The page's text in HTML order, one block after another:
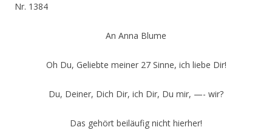
Nr. 1384
An Anna Blume
Oh Du, Geliebte meiner 27 Sinne, ich liebe Dir!
Du, Deiner, Dich Dir, ich Dir, Du mir, —- wir?
Das gehört beiläufig nicht hierher!